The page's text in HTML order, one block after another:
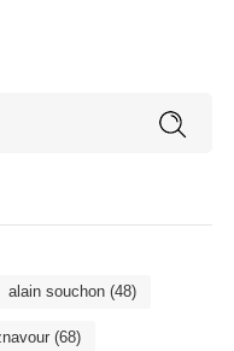
alain souchon(48)
(68)